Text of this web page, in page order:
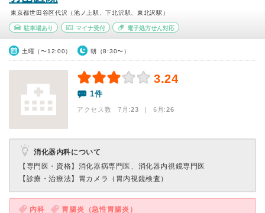
東京都世田谷区代沢（池ノ上駅、下北沢駅、東北沢駅）
駐車場あり マイナ受付 電子処方せん対応
土曜（〜12:00） 朝（8:30〜）
3.24
1件
アクセス数 7月:23 | 6月:26
消化器内科について
【専門医・資格】 消化器病専門医、消化器内視鏡専門医
【診療・治療法】 胃カメラ（胃内視鏡検査）
内科
胃腸炎（急性胃腸炎）